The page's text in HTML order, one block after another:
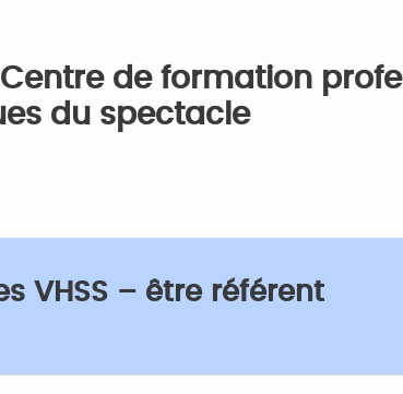
Centre de formation
du spectacle
VHSS – être référent